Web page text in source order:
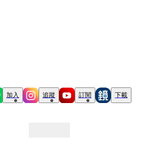
加入 追蹤 訂閱 下載